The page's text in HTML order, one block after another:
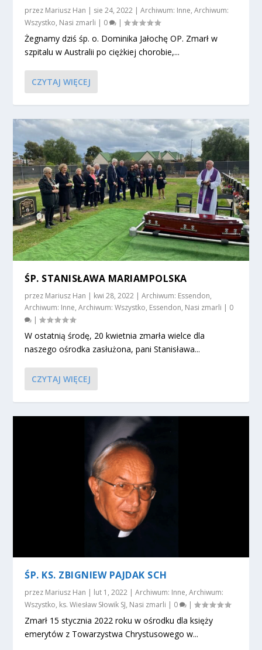
przez Mariusz Han | sie 24, 2022 |Archiwum: Inne,Archiwum:
Wszystko, Nasi zmarli | 0 |
Żegnamy dziś śp. o. Dominika Jałochę OP. Zmarł w
szpitalu w Australii po ciężkiej chorobie,...
CZYTAJ WIĘCEJ
ŚP. STANISŁAWA MARIAMPOLSKA
przez Mariusz Han | kwi 28, 2022 |Archiwum: Essendon,
Archiwum: Inne,Archiwum: Wszystko, Essendon, Nasi zmarli | 0
|
W ostatnią środę, 20 kwietnia zmarła wielce dla
naszego ośrodka zasłużona, pani Stanisława...
CZYTAJ WIĘCEJ
ŚP. KS. ZBIGNIEW PAJDAK SCH
przez Mariusz Han lut 1, 2022 |Archiwum: Inne,Archiwum:
Wszystko, ks. Wiesław Słowik SJ, Nasi zmarli 0 |
Zmarł 15 stycznia 2022 roku w ośrodku dla księży
emerytów z Towarzystwa Chrystusowego w...